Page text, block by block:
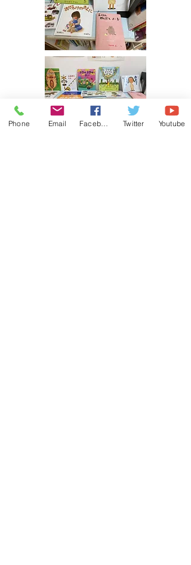
Phone Email Twitter Youtube